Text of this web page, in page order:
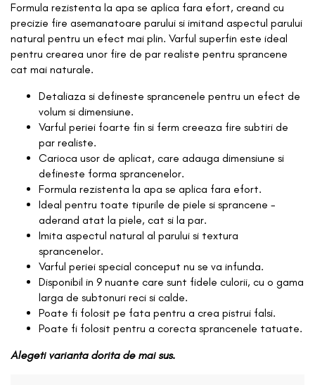
Formula rezistenta la apa se aplica fara efort, creand cu
precizie fire asemanatoare parului si imitand aspectul parului
natural pentru un efect mai plin. Varful superfin este ideal
pentru crearea unor fire de par realiste pentru sprancene
cat mai naturale.
Detaliaza si defineste sprancenele pentru un efect de
volum si dimensiune.
Varful periei foarte fin si ferm creeaza fire subtiri de
par realiste.
Carioca usor de aplicat, care adauga dimensiune si
defineste forma sprancenelor.
Formula rezistenta la apa se aplica fara efort.
Ideal pentru toate tipurile de piele si sprancene -
aderand atat la piele, cat si la par.
Imita aspectul natural al parului si textura
sprancenelor.
Varful periei special conceput nu se va infunda.
Disponibil in 9 nuante care sunt fidele culorii, cu o gama
larga de subtonuri reci si calde.
Poate fi folosit pe fata pentru a crea pistrui falsi.
Poate fi folosit pentru a corecta sprancenele tatuate.
Alegeti varianta dorita de mai sus.